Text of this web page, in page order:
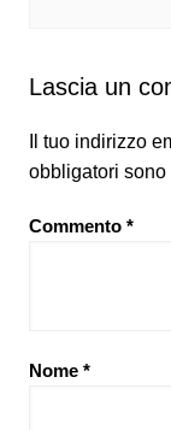
Lascia un
Il tuo indirizzo
obbligatori sono
Commento *
Nome *